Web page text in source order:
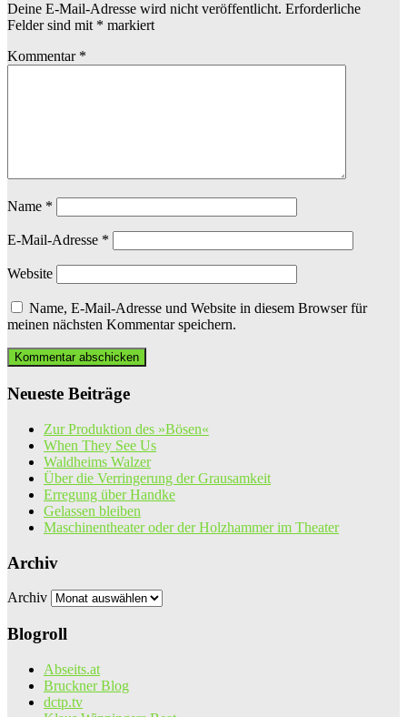
Deine E-Mail-Adresse wird nicht veröffentlicht. Erforderliche
Felder sind mit * markiert
Kommentar *
Name *
E-Mail-Adresse *
Website
Name, E-Mail-Adresse und Website in diesem Browser für
meinen nächsten Kommentar speichern.
Neueste Beiträge
Zur Produktion des »Bösen«
When They See Us
Waldheims Walzer
Über die Verringerung der Grausamkeit
Erregung über Handke
Gelassen bleiben
Maschinentheater oder der Holzhammer im Theater
Archiv
Archiv
Blogroll
Abseits.at
Bruckner Blog
dctp.tv